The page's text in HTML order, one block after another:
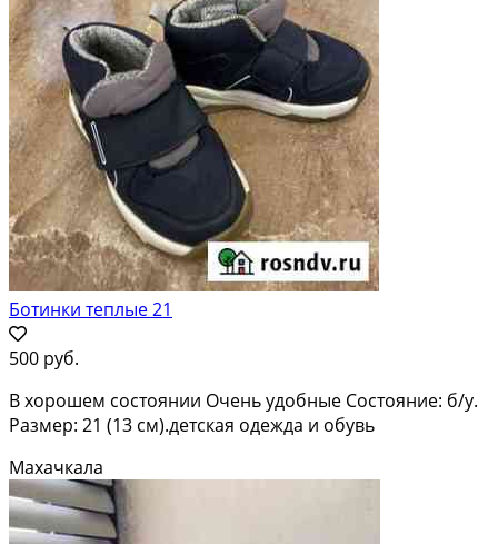
Ботинки теплые 21
500 руб.
В хорошем состоянии Очень удобные Состояние: б/у.
Размер: 21 (13 см).детская одежда и обувь
Махачкала